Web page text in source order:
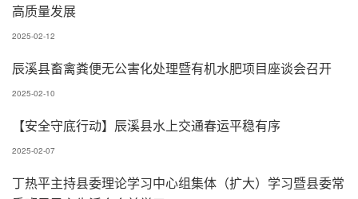
高质量发展
2025-02-12
辰溪县畜禽粪便无公害化处理暨有机水肥项目座谈会召开
2025-02-10
【安全守底行动】辰溪县水上交通春运平稳有序
2025-02-07
丁热平主持县委理论学习中心组集体（扩大）学习暨县委常